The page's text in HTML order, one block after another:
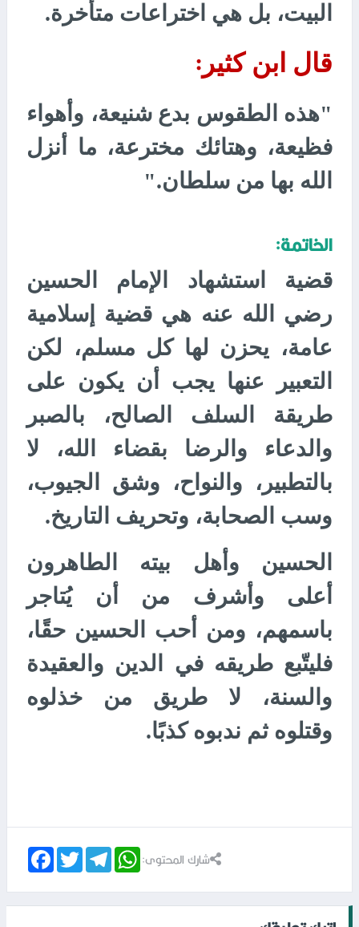
البيت، بل هي اختراعات متأخرة.
قال ابن كثير :
"هذه الطقوس بدع شنيعة، وأهواء
فظيعة، وهتائك مخترعة، ما أنزل
الله بها من سلطان."
الخاتمة:
قضية استشهاد الإمام الحسين
رضي الله عنه هي قضية إسلامية
عامة، يحزن لها كل مسلم، لكن
التعبير عنها يجب أن يكون على
طريقة السلف الصالح، بالصبر
والدعاء والرضا بقضاء الله، لا
بالتطبير، والنواح، وشق الجيوب،
وسب الصحابة، وتحريف التاريخ.
الحسين وأهل بيته الطاهرون
أعلى وأشرف من أن يُتاجر
باسمهم، ومن أحب الحسين حقًا،
فليتّبع طريقه في الدين والعقيدة
والسنة، لا طريق من خذلوه
وقتلوه ثم ندبوه كذبًا.
شارك المحتوى: FacebookTwitterTelegramWhatsApp